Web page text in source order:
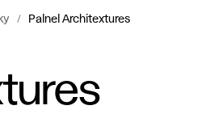
Palnel Architextures